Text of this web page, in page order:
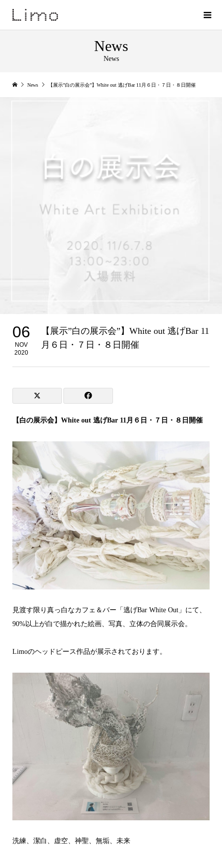
News
News
News 【展示”白の展示会”】White out 逃げBar 11月６日・７日・８日開催
06
NOV
2020
【展示”白の展示会”】White out 逃げBar 11
月６日・７日・８日開催
【白の展示会】White out 逃げBar 11月６日・７日・８日開催
見渡す限り真っ白なカフェ＆バー「逃げBar White Out」にて、
90%以上が白で描かれた絵画、写真、立体の合同展示会。
Limoのヘッドピース作品が展示されております。
洗練、潔白、虚空、神聖、無垢、未来